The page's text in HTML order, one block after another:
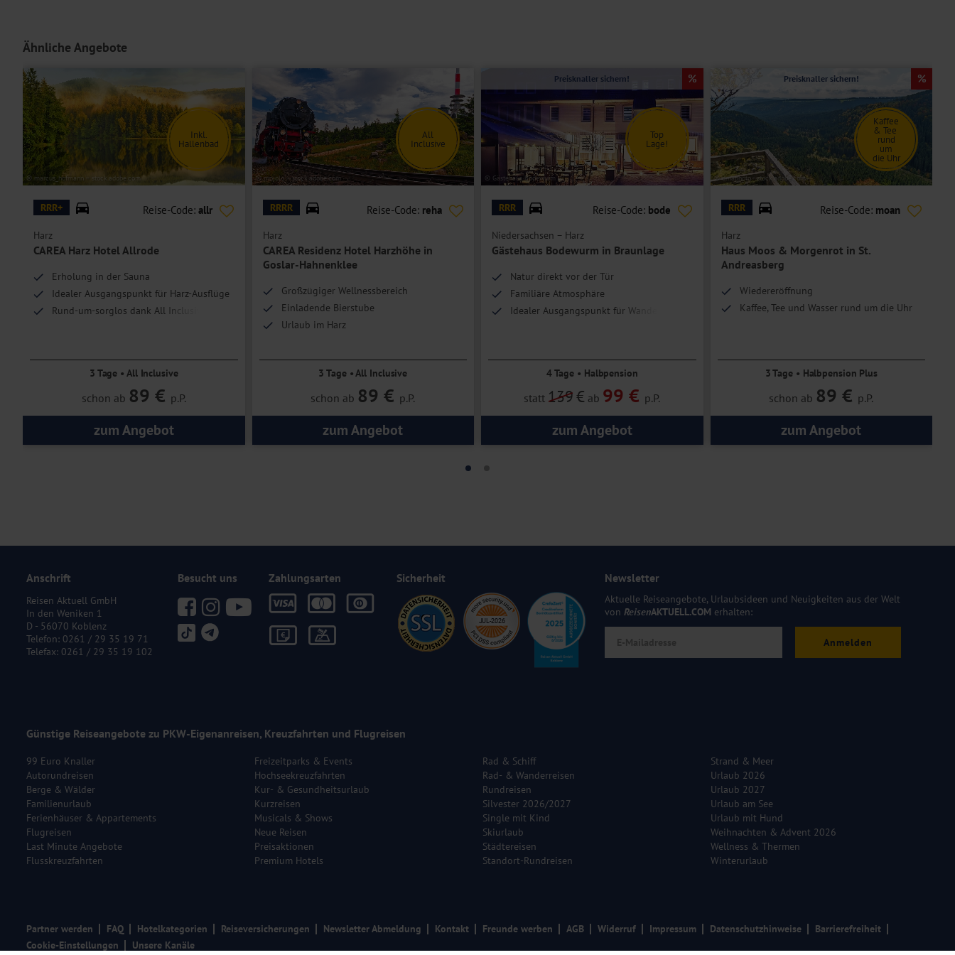
Ähnliche Angebote
© marcus_hofmann – stock.adobe.com
Inkl.
Hallenbad
RRR+ Reise-Code: allr
Harz
CAREA Harz Hotel Allrode
Erholung in der Sauna
Idealer Ausgangspunkt für Harz-Ausflüge
Rund-um-sorglos dank All Inclusive
3 Tage • All Inclusive
schon ab 89 € p.P.
zum Angebot
© mojolo – stock.adobe.com
All
Inclusive
RRRR Reise-Code: reha
Harz
CAREA Residenz Hotel Harzhöhe in
Goslar-Hahnenklee
Großzügiger Wellnessbereich
Einladende Bierstube
Urlaub im Harz
3 Tage • All Inclusive
schon ab 89 € p.P.
zum Angebot
© Gästehaus Bodewurm
Top
Lage!
Preisknaller sichern!
RRR Reise-Code: bode
Niedersachsen – Harz
Gästehaus Bodewurm in Braunlage
Natur direkt vor der Tür
Familiäre Atmosphäre
Idealer Ausgangspunkt für Wanderungen
4 Tage • Halbpension
statt 139€ ab 99 € p.P.
zum Angebot
© dmaphoto - stock.adobe.com
Kaffee
& Tee
rund
um
die Uhr
Preisknaller sichern!
RRR Reise-Code: moan
Harz
Haus Moos & Morgenrot in St.
Andreasberg
Wiedereröffnung
Kaffee, Tee und Wasser rund um die Uhr
3 Tage • Halbpension Plus
schon ab 89 € p.P.
zum Angebot
Anschrift
Reisen Aktuell GmbH
In den Weniken 1
D - 56070 Koblenz
Telefon: 0261 / 29 35 19 71
Telefax: 0261 / 29 35 19 102
Besucht uns Zahlungsarten Sicherheit Newsletter
Aktuelle Reiseangebote, Urlaubsideen und Neuigkeiten aus der Welt
von ReisenAKTUELL.COM erhalten:
Anmelden
Günstige Reiseangebote zu PKW-Eigenanreisen, Kreuzfahrten und Flugreisen
99 Euro Knaller
Autorundreisen
Berge & Wälder
Familienurlaub
Ferienhäuser & Appartements
Flugreisen
Last Minute Angebote
Flusskreuzfahrten
Freizeitparks & Events
Hochseekreuzfahrten
Kur- & Gesundheitsurlaub
Kurzreisen
Musicals & Shows
Neue Reisen
Preisaktionen
Premium Hotels
Rad & Schiff
Rad- & Wanderreisen
Rundreisen
Silvester 2026/2027
Single mit Kind
Skiurlaub
Städtereisen
Standort-Rundreisen
Strand & Meer
Urlaub 2026
Urlaub 2027
Urlaub am See
Urlaub mit Hund
Weihnachten & Advent 2026
Wellness & Thermen
Winterurlaub
Partner werden FAQ Hotelkategorien Reiseversicherungen Newsletter Abmeldung Kontakt Freunde werben AGB Widerruf Impressum Datenschutzhinweise
Barrierefreiheit
Cookie-Einstellungen
Unsere Kanäle